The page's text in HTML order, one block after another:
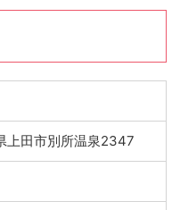
上田市別所温泉2347